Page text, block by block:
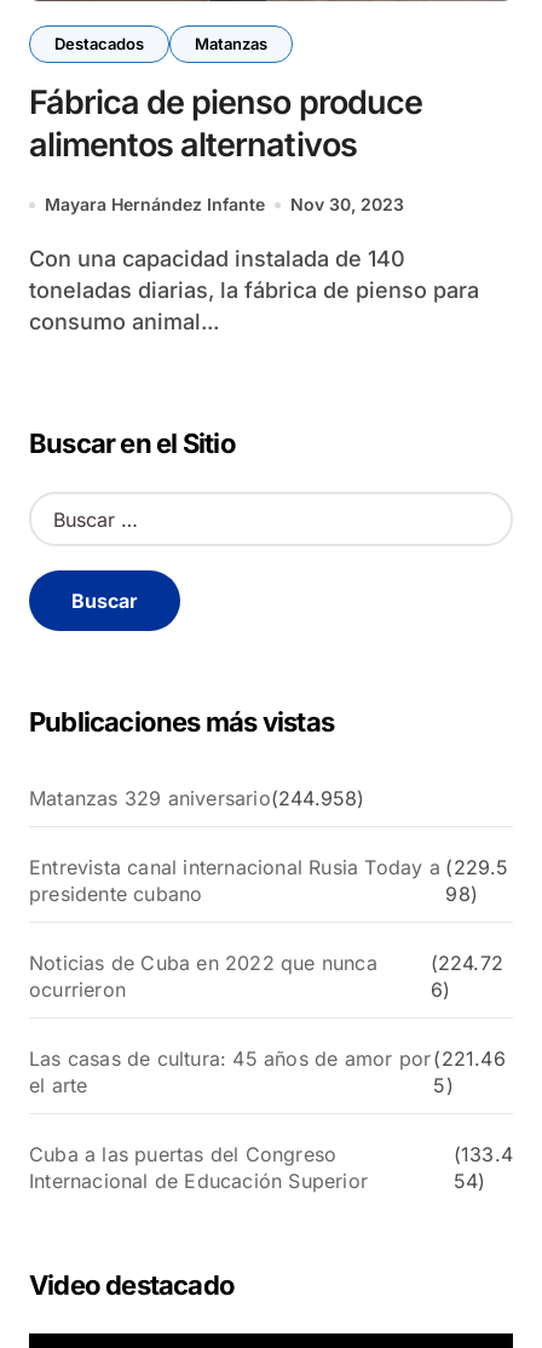
Destacados Matanzas
Fábrica de pienso produce
alimentos alternativos
Mayara Hernández Infante Nov 30, 2023
Con una capacidad instalada de 140
toneladas diarias, la fábrica de pienso para
consumo animal...
Buscar en el Sitio
B
u
c
a
Publicaciones más vistas
Matanzas 329 aniversario(244.958)
Entrevista canal internacional Rusia Today a
presidente cubano
(229.5
98)
Noticias de Cuba en 2022 que nunca
ocurrieron
(224.72
6)
Las casas de cultura: 45 años de amor por
el arte
(221.46
5)
Cuba a las puertas del Congreso
Internacional de Educación Superior
(133.4
54)
Video destacado